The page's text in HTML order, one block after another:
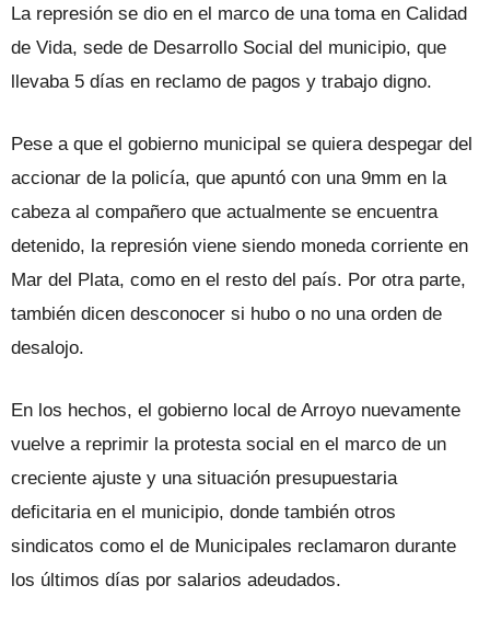
La represión se dio en el marco de una toma en Calidad
de Vida, sede de Desarrollo Social del municipio, que
llevaba 5 días en reclamo de pagos y trabajo digno.
Pese a que el gobierno municipal se quiera despegar del
accionar de la policía, que apuntó con una 9mm en la
cabeza al compañero que actualmente se encuentra
detenido, la represión viene siendo moneda corriente en
Mar del Plata, como en el resto del país. Por otra parte,
también dicen desconocer si hubo o no una orden de
desalojo.
En los hechos, el gobierno local de Arroyo nuevamente
vuelve a reprimir la protesta social en el marco de un
creciente ajuste y una situación presupuestaria
deficitaria en el municipio, donde también otros
sindicatos como el de Municipales reclamaron durante
los últimos días por salarios adeudados.